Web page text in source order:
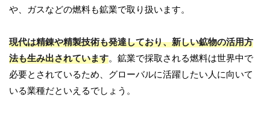
や、ガスなどの燃料も鉱業で取り扱います。
現代は精錬や精製技術も発達しており、新しい鉱物の活用方
法も生み出されています。鉱業で採取される燃料は世界中で
必要とされているため、グローバルに活躍したい人に向いて
いる業種だといえるでしょう。